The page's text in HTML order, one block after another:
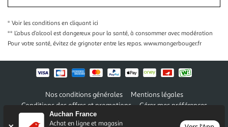
Auchan France
Achat en ligne et magasin
* Voir les conditions en cliquant ici
** L’abus d’alcool est dangereux pour la santé, à consommer avec modération
Pour votre santé, évitez de grignoter entre les repas. www.mangerbouger.fr
Nos conditions générales
Mentions légales
Conditions des offres et promotions
Gérer mes préférences
Politique de confidentialité